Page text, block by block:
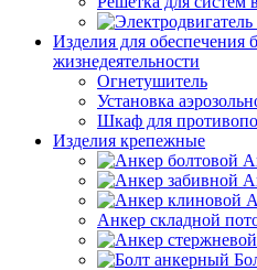
Изделия для обеспечения
жизнедеятельности
Огнетушитель
Установка
Шкаф для
Изделия крепежные
Анкер складной